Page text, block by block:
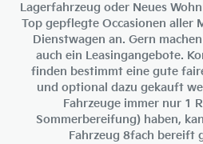
Lagerfahrzeug oder Neues
Top gepflegte Occasionen aller
Dienstwagen an. Gern
auch ein Leasingangebote.
finden bestimmt eine gute
und optional dazu gekauft
Fahrzeuge immer nur 1
Sommerbereifung) haben,
Fahrzeug 8fach bereift